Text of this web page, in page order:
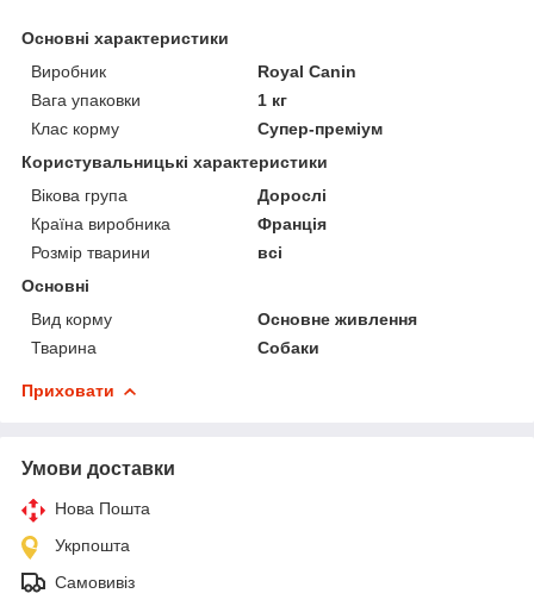
Основні характеристики
Виробник
Royal Canin
Вага упаковки
1 кг
Клас корму
Супер-преміум
Користувальницькі характеристики
Вікова група
Дорослі
Країна виробника
Франція
Розмір тварини
всі
Основні
Вид корму
Основне живлення
Тварина
Собаки
Приховати
Умови доставки
Нова Пошта
Укрпошта
Самовивіз